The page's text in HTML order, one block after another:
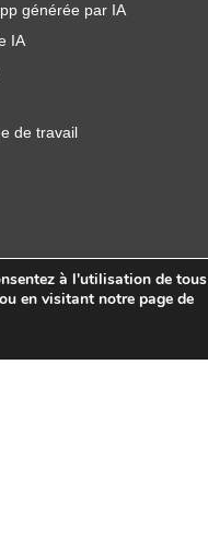
générée par IA
IA
de travail
à l'utilisation de tous
en visitant notre page de